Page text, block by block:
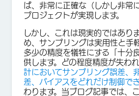
ば、非常に正確な（しかし非常
プロジェクトが実現します。
しかし、これは現実的ではあり
め、サンプリングは実用性と手
多少の精度を犠牲にする「十分
供します。どの程度精度が失われ
計においてサンプリング誤差、
差、バイアスをどれだけ制御で
わります。当ブログ記事では、